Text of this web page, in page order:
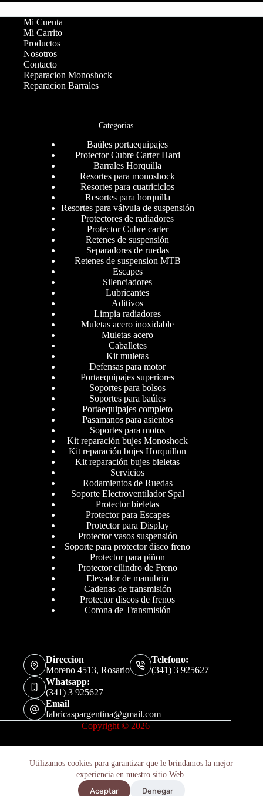
Utilizamos cookies para garantizar que le brindamos la mejor
experiencia en nuestro sitio Web.
Aceptar Denegar
Mi Cuenta
Mi Carrito
Productos
Nosotros
Contacto
Reparacion Monoshock
Reparacion Barrales
Categorias
Baúles portaequipajes
Protector Cubre Carter Hard
Barrales Horquilla
Resortes para monoshock
Resortes para cuatriciclos
Resortes para horquilla
Resortes para válvula de suspensión
Protectores de radiadores
Protector Cubre carter
Retenes de suspensión
Separadores de ruedas
Retenes de suspension MTB
Escapes
Silenciadores
Lubricantes
Aditivos
Limpia radiadores
Muletas acero inoxidable
Muletas acero
Caballetes
Kit muletas
Defensas para motor
Portaequipajes superiores
Soportes para bolsos
Soportes para baúles
Portaequipajes completo
Pasamanos para asientos
Soportes para motos
Kit reparación bujes Monoshock
Kit reparación bujes Horquillon
Kit reparación bujes bieletas
Servicios
Rodamientos de Ruedas
Soporte Electroventilador Spal
Protector bieletas
Protector para Escapes
Protector para Display
Protector vasos suspensión
Soporte para protector disco freno
Protector para piñon
Protector cilindro de Freno
Elevador de manubrio
Cadenas de transmisión
Protector discos de frenos
Corona de Transmisión
Direccion
Moreno 4513, Rosario
Telefono:
(341) 3 925627
Whatsapp:
(341) 3 925627
Email
fabricaspargentina@gmail.com
Copyright © 2026
Retenes Suspension Suzuki Gsx 1100 Z Katana 1986-1988 X2u
Añadir al carrito